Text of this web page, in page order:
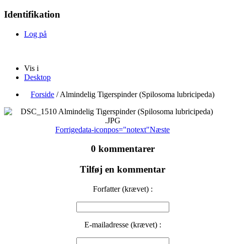
Identifikation
Log på
Vis i
Desktop
Forside /Almindelig Tigerspinder (Spilosoma lubricipeda)
Forrigedata-iconpos="notext"Næste
0 kommentarer
Tilføj en kommentar
Forfatter (krævet) :
E-mailadresse (krævet) :